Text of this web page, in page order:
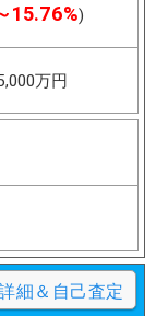
15.76%)
万円
細＆自己査定